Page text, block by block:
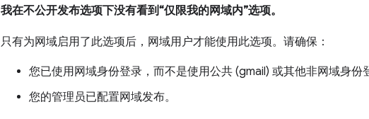
我在不公开发布选项下没有看到“仅限我的网域内”选项。
只有为网域启用了此选项后，网域用户才能使用此选项。请确保：
您已使用网域身份登录，而不是使用公共 (gmail) 或其他非网域身份
您的管理员已配置网域发布。